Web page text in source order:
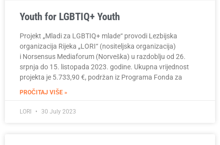
Youth for LGBTIQ+ Youth
Projekt „Mladi za LGBTIQ+ mlade“ provodi Lezbijska
organizacija Rijeka „LORI“ (nositeljska organizacija)
i Norsensus Mediaforum (Norveška) u razdoblju od 26.
srpnja do 15. listopada 2023. godine. Ukupna vrijednost
projekta je 5.733,90 €, podržan iz Programa Fonda za
PROČITAJ VIŠE »
LORI 30 July 2023